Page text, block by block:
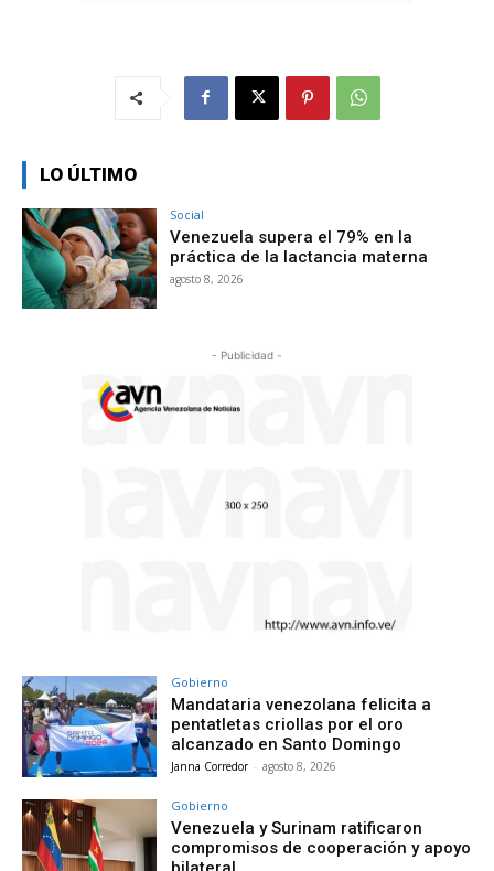
LO ÚLTIMO
Social
Venezuela supera el 79% en la
práctica de la lactancia materna
agosto 8, 2026
- Publicidad -
Gobierno
Mandataria venezolana felicita a
pentatletas criollas por el oro
alcanzado en Santo Domingo
Janna Corredor - agosto 8, 2026
Gobierno
Venezuela y Surinam ratificaron
compromisos de cooperación y apoyo